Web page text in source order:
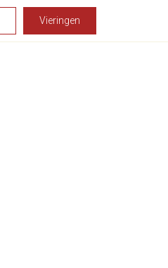
Vieringen